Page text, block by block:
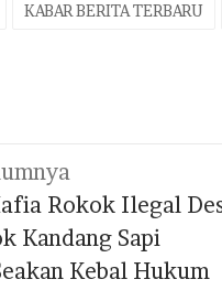
KABAR BERITA TERBARU
Rokok Ilegal
Kandang Sapi
Kebal Hukum